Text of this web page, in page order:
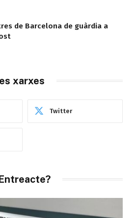
de Barcelona de guàrdia a
xarxes
Twitter